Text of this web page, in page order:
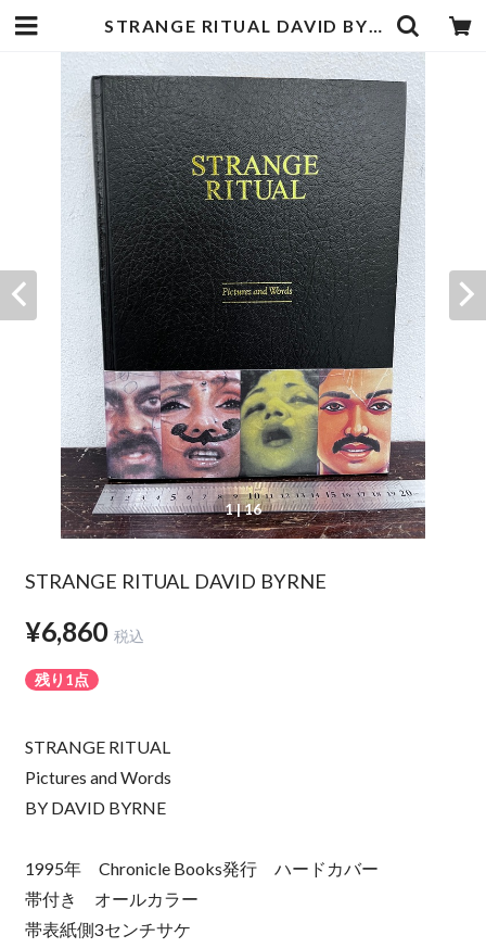
STRANGE RITUAL DAVID BYRNE | zbooks
1| 16
STRANGE RITUAL DAVID BYRNE
¥6,860 税込
残り1点
STRANGE RITUAL
Pictures and Words
BY DAVID BYRNE
1995年 Chronicle Books発行 ハードカバー
帯付き オールカラー
帯表紙側3センチサケ